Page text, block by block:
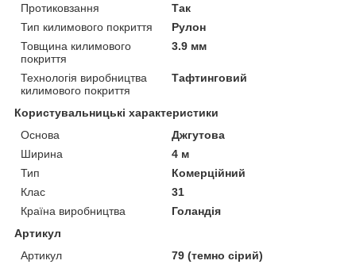
Протиковзання
Так
Тип килимового покриття
Рулон
Товщина килимового
покриття
3.9 мм
Технологія виробництва
килимового покриття
Тафтинговий
Користувальницькі характеристики
Основа
Джгутова
Ширина
4 м
Тип
Комерційний
Клас
31
Країна виробництва
Голандія
Артикул
Артикул
79 (темно сірий)